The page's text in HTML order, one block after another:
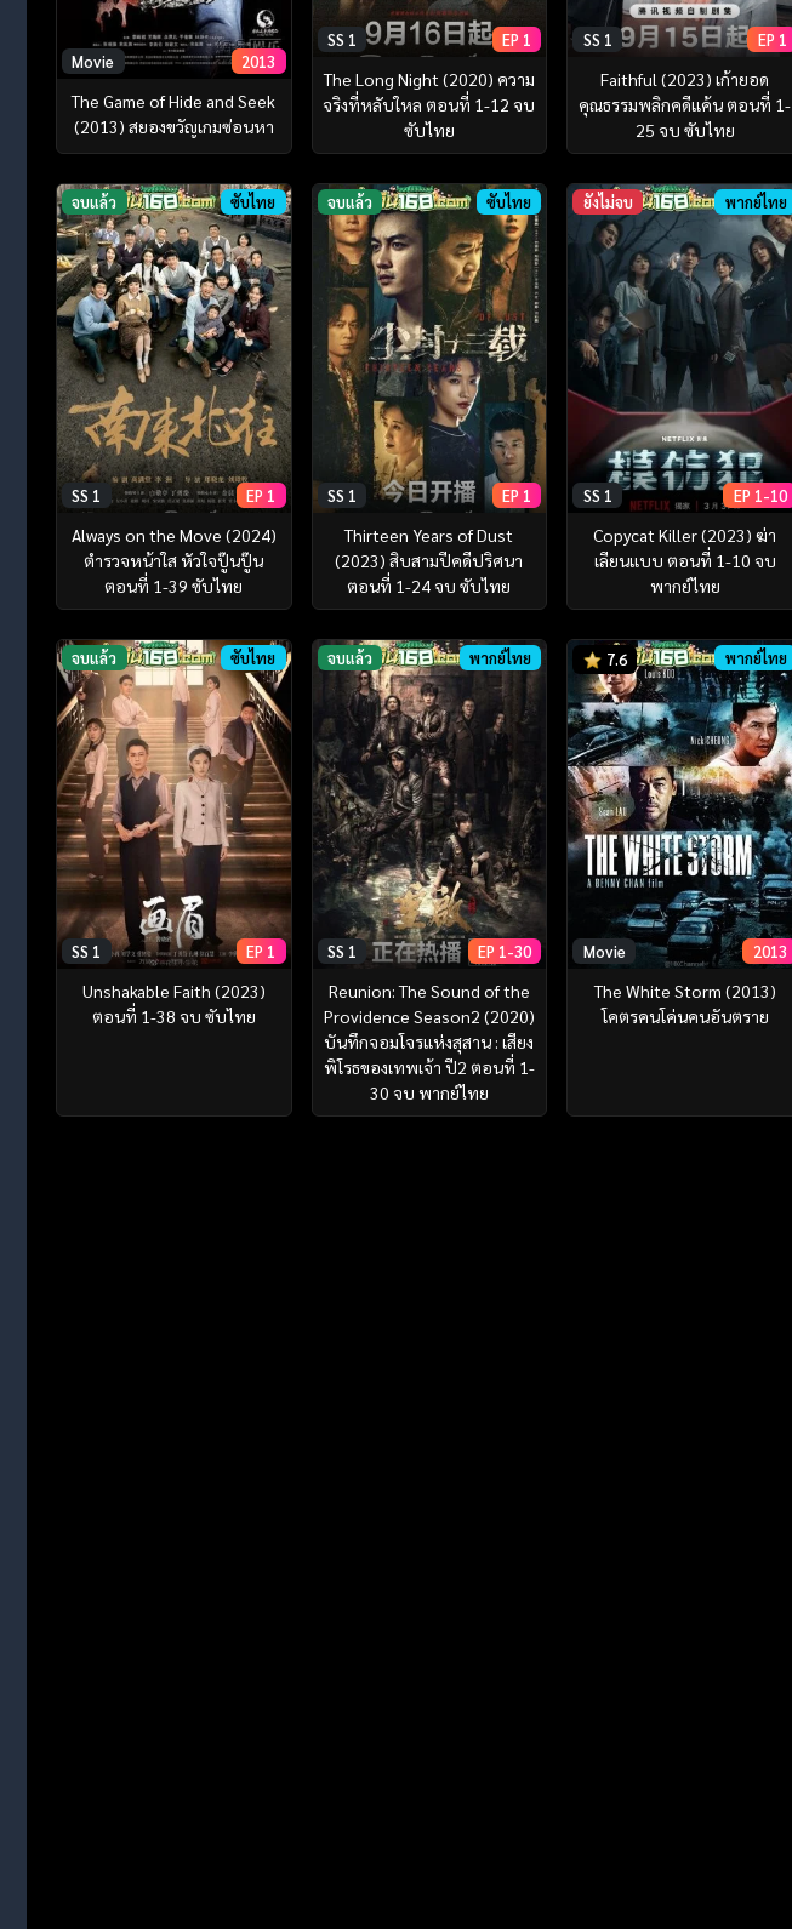
Movie 2013
The Game of Hide and Seek
(2013) สยองขวัญเกมซ่อนหา
SS 1 EP 1
The Long Night (2020) ความ
จริงที่หลับใหล ตอนที่ 1-12 จบ
ซับไทย
SS 1 EP 1
Faithful (2023) เก้ายอด
คุณธรรมพลิกคดีแค้น ตอนที่ 1-
25 จบ ซับไทย
จบแล้ว ซับไทย
SS 1 EP 1
Always on the Move (2024)
ตำรวจหน้าใส หัวใจปู๊นปู๊น
ตอนที่ 1-39 ซับไทย
จบแล้ว ซับไทย
SS 1 EP 1
Thirteen Years of Dust
(2023) สิบสามปีคดีปริศนา
ตอนที่ 1-24 จบ ซับไทย
ยังไม่จบ พากย์ไทย
SS 1 EP 1-10
Copycat Killer (2023) ฆ่า
เลียนแบบ ตอนที่ 1-10 จบ
พากย์ไทย
จบแล้ว ซับไทย
SS 1 EP 1
Unshakable Faith (2023)
ตอนที่ 1-38 จบ ซับไทย
จบแล้ว พากย์ไทย
SS 1 EP 1-30
Reunion: The Sound of the
Providence Season2 (2020)
บันทึกจอมโจรแห่งสุสาน : เสียง
พิโรธของเทพเจ้า ปี2 ตอนที่ 1-
30 จบ พากย์ไทย
7.6 พากย์ไทย
Movie 2013
The White Storm (2013)
โคตรคนโค่นคนอันตราย